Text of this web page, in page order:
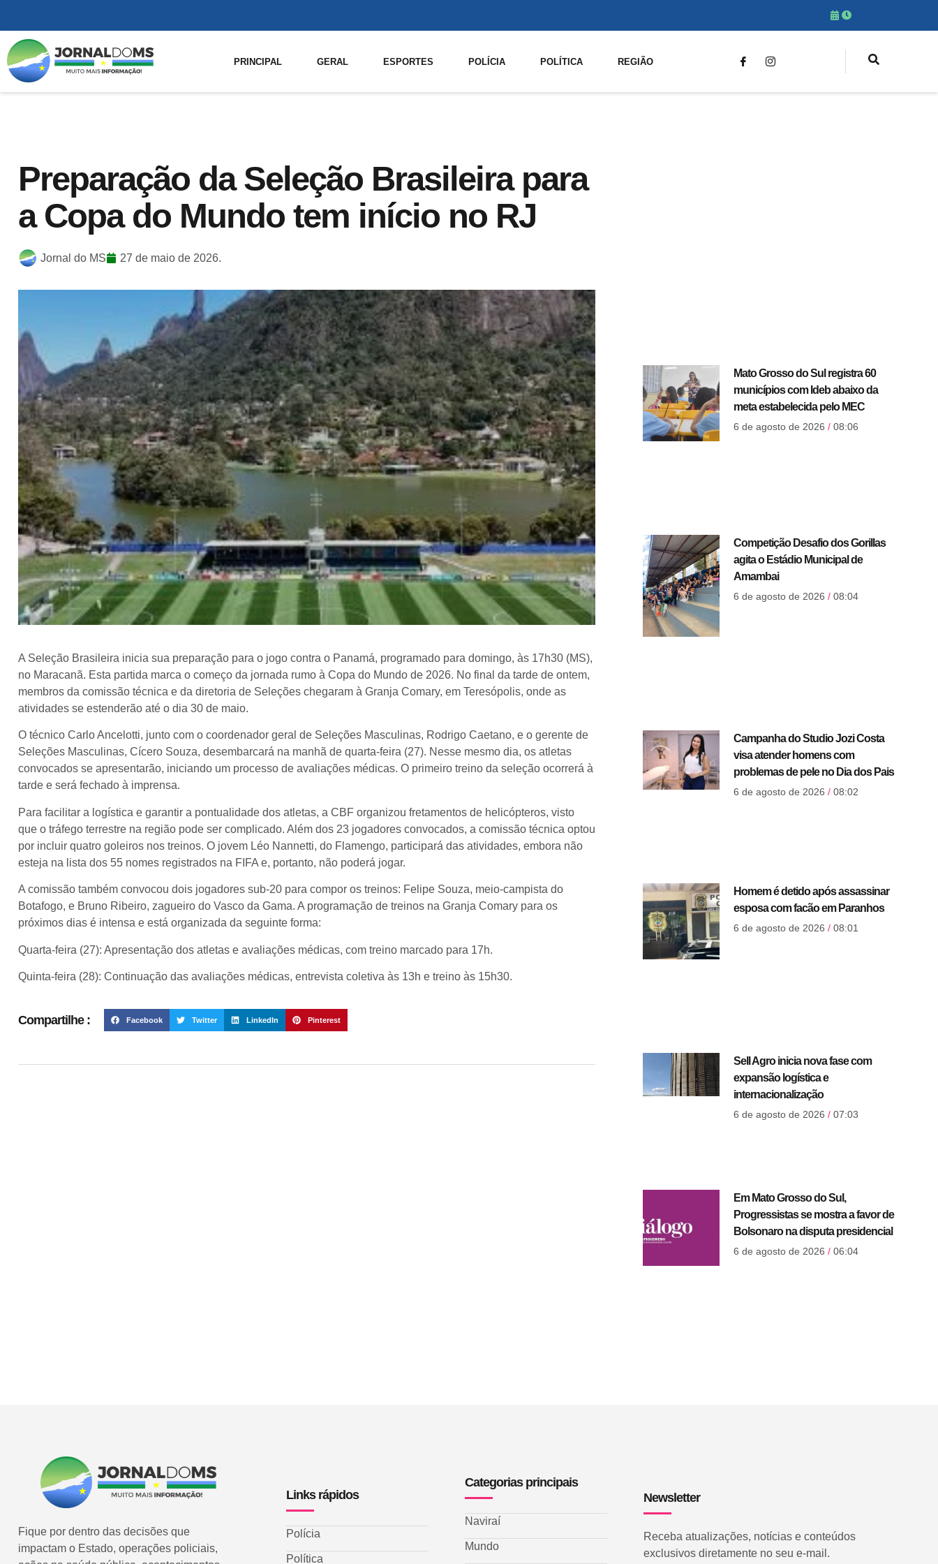
PRINCIPAL GERAL ESPORTES POLÍCIA POLÍTICA REGIÃO
Preparação da Seleção Brasileira para
a Copa do Mundo tem início no RJ
Jornal do MS 27 de maio de 2026.
A Seleção Brasileira inicia sua preparação para o jogo contra o Panamá, programado para domingo, às 17h30 (MS),
no Maracanã. Esta partida marca o começo da jornada rumo à Copa do Mundo de 2026. No final da tarde de ontem,
membros da comissão técnica e da diretoria de Seleções chegaram à Granja Comary, em Teresópolis, onde as
atividades se estenderão até o dia 30 de maio.
O técnico Carlo Ancelotti, junto com o coordenador geral de Seleções Masculinas, Rodrigo Caetano, e o gerente de
Seleções Masculinas, Cícero Souza, desembarcará na manhã de quarta-feira (27). Nesse mesmo dia, os atletas
convocados se apresentarão, iniciando um processo de avaliações médicas. O primeiro treino da seleção ocorrerá à
tarde e será fechado à imprensa.
Para facilitar a logística e garantir a pontualidade dos atletas, a CBF organizou fretamentos de helicópteros, visto
que o tráfego terrestre na região pode ser complicado. Além dos 23 jogadores convocados, a comissão técnica optou
por incluir quatro goleiros nos treinos. O jovem Léo Nannetti, do Flamengo, participará das atividades, embora não
esteja na lista dos 55 nomes registrados na FIFA e, portanto, não poderá jogar.
A comissão também convocou dois jogadores sub-20 para compor os treinos: Felipe Souza, meio-campista do
Botafogo, e Bruno Ribeiro, zagueiro do Vasco da Gama. A programação de treinos na Granja Comary para os
próximos dias é intensa e está organizada da seguinte forma:
Quarta-feira (27): Apresentação dos atletas e avaliações médicas, com treino marcado para 17h.
Quinta-feira (28): Continuação das avaliações médicas, entrevista coletiva às 13h e treino às 15h30.
Compartilhe : Facebook Twitter LinkedIn Pinterest
Mato Grosso do Sul registra 60
municípios com Ideb abaixo da
meta estabelecida pelo MEC
6 de agosto de 2026 08:06
Competição Desafio dos Gorillas
agita o Estádio Municipal de
Amambai
6 de agosto de 2026 08:04
Campanha do Studio Jozi Costa
visa atender homens com
problemas de pele no Dia dos Pais
6 de agosto de 2026 08:02
Homem é detido após assassinar
esposa com facão em Paranhos
6 de agosto de 2026 08:01
Sell Agro inicia nova fase com
expansão logística e
internacionalização
6 de agosto de 2026 07:03
Em Mato Grosso do Sul,
Progressistas se mostra a favor de
Bolsonaro na disputa presidencial
6 de agosto de 2026 06:04
Fique por dentro das decisões que
impactam o Estado, operações policiais,
Links rápidos
Polícia
Política
Categorias principais
Naviraí
Mundo
Newsletter
Receba atualizações, notícias e conteúdos
exclusivos diretamente no seu e-mail.